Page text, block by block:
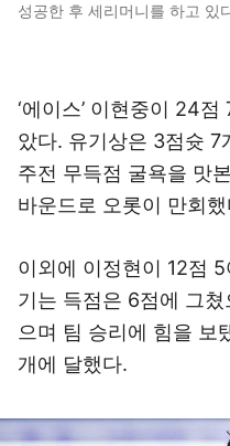
성공한 후 세리머니를 하고 있
‘에이스’ 이현중이 24
았다. 유기상은 3점슛
주전 무득점 굴욕을 맛
바운드로 오롯이 만회했
이외에 이정현이 12점
기는 득점은 6점에 그
으며 팀 승리에 힘을 보
개에 달했다.